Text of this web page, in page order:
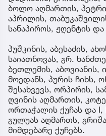
ბოლო აღმართის,
აპრილის,
სანაპიროს, ჟღენტის
პუშკინის, აბესაძის,
საიათნოვას, გრ.
ბეთლემის, აბოვიანის,
მოედანს, პურის ჩიხს,
შესახვევს, ორპირის,
ღვინის აღმართის,
ორთაჭალის ქუჩას და I,
გულუას აღმართს,
მიმდებარე ქუჩებს.